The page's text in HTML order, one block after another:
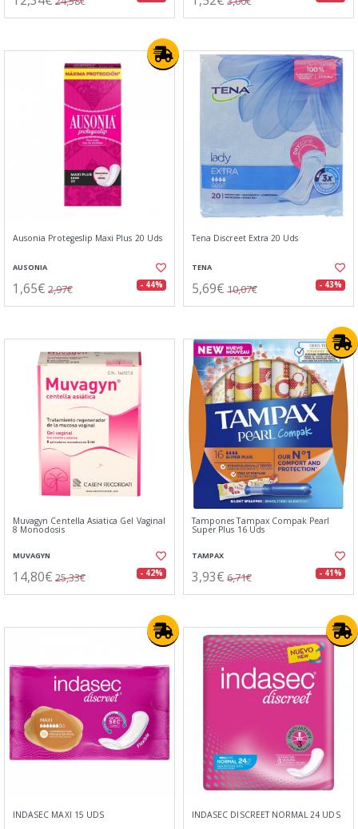
Ausonia Protegeslip Maxi Plus 20 Uds
AUSONIA
1,65€ 2,97€ - 44%
Tena Discreet Extra 20 Uds
TENA
5,69€ 10,07€ - 43%
Muvagyn Centella Asiatica Gel Vaginal
8 Monodosis
MUVAGYN
14,80€ 25,33€ - 42%
Tampones Tampax Compak Pearl
Super Plus 16 Uds
TAMPAX
3,93€ 6,71€ - 41%
INDASEC MAXI 15 UDS INDASEC DISCREET NORMAL 24 UDS